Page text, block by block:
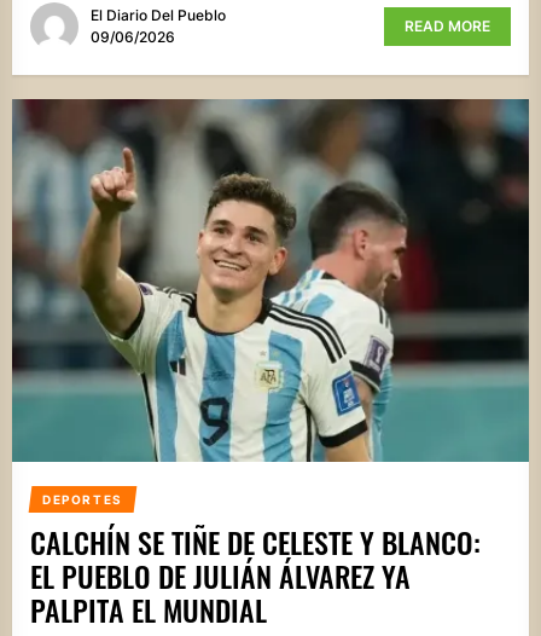
El Diario Del Pueblo
09/06/2026
READ MORE
DEPORTES
CALCHÍN SE TIÑE DE CELESTE Y BLANCO:
EL PUEBLO DE JULIÁN ÁLVAREZ YA
PALPITA EL MUNDIAL